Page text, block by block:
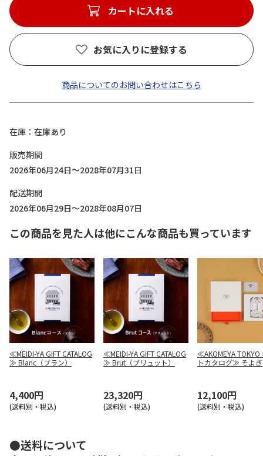
カートに入れる
お気に入りに登録する
商品についてのお問い合わせはこちら
在庫
在庫あり
販売期間
2026年06月24日～2028年07月31日
配送期間
2026年06月29日～2028年08月07日
この商品を見た人は他にこんな商品も買っています
≪MEIDI-YA GIFT CATALOG
≫ Blanc（ブラン）
4,400円
(送料別・税込)
≪MEIDI-YA GIFT CATALOG
≫ Brut（ブリュット）
23,320円
(送料別・税込)
≪AKOMEYA TOKYO
トカタログ≫ そよぎ
12,100円
(送料別・税込)
●送料について